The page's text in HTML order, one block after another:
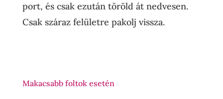
port, és csak ezután töröld át nedvesen.
Csak száraz felületre pakolj vissza.
Makacsabb foltok esetén